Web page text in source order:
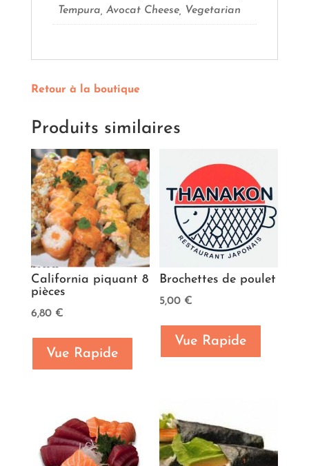
Tempura, Avocat Cheese, Vegetarian
Retour à la boutique
Produits similaires
California piquant 8
pièces
6,80 €
Vue Rapide
Brochettes de poulet
5,00 €
Vue Rapide